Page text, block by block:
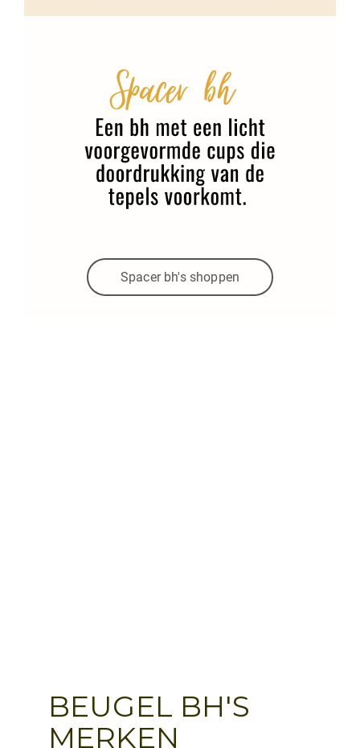
Spacer bh's shoppen
BEUGEL BH'S
MERKEN